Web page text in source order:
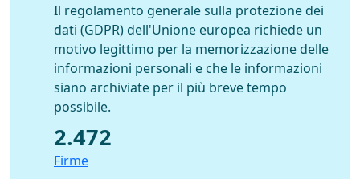
Il regolamento generale sulla protezione dei
dati (GDPR) dell'Unione europea richiede un
motivo legittimo per la memorizzazione delle
informazioni personali e che le informazioni
siano archiviate per il più breve tempo
possibile.
2.472
Firme